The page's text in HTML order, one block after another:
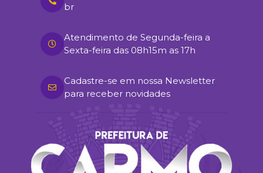
br
Atendimento de Segunda-feira a
Sexta-feira das 08h15m as 17h
Cadastre-se em nossa Newsletter
para receber novidades